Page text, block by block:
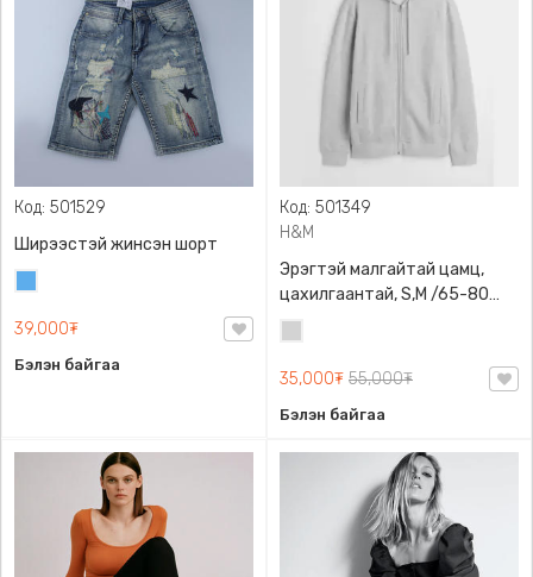
Код: 501529
Ширээстэй жинсэн шорт
39,000₮
Бэлэн байгаа
Код: 501349
H&M
Эрэгтэй малгайтай цамц,
цахилгаантай, S,M /65-80
кг/, H&M, 0852614006,
Даавуу
35,000₮ 55,000₮
Бэлэн байгаа